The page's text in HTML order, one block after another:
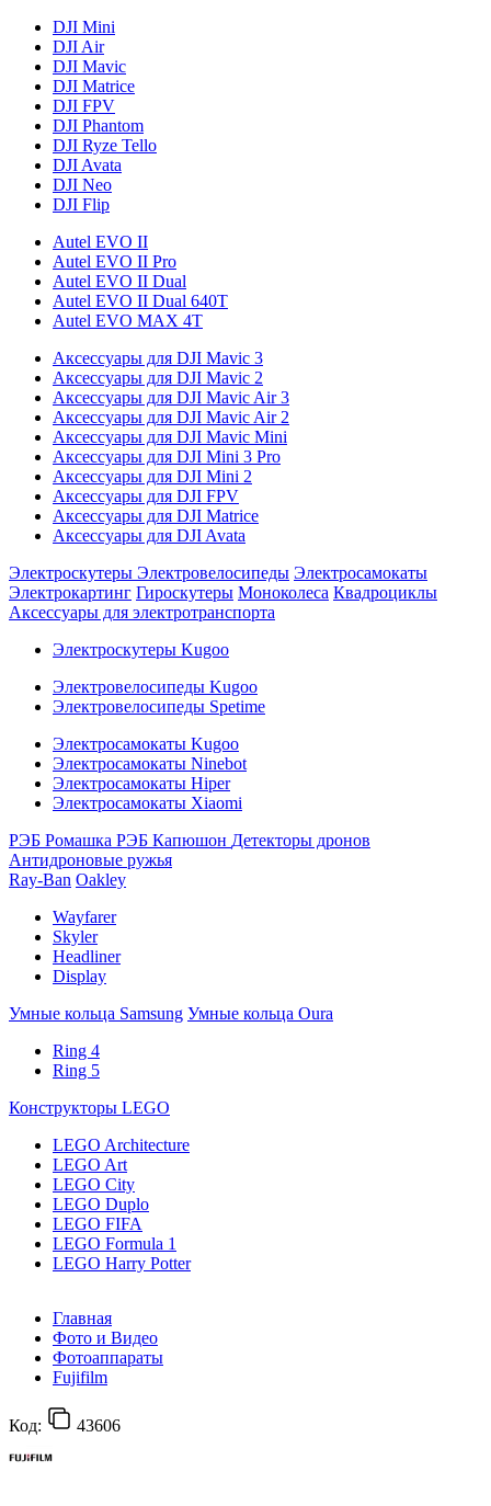
DJI Mini
DJI Air
DJI Mavic
DJI Matrice
DJI FPV
DJI Phantom
DJI Ryze Tello
DJI Avata
DJI Neo
DJI Flip
Autel EVO II
Autel EVO II Pro
Autel EVO II Dual
Autel EVO II Dual 640T
Autel EVO MAX 4T
Аксессуары для DJI Mavic 3
Аксессуары для DJI Mavic 2
Аксессуары для DJI Mavic Air 3
Аксессуары для DJI Mavic Air 2
Аксессуары для DJI Mavic Mini
Аксессуары для DJI Mini 3 Pro
Аксессуары для DJI Mini 2
Аксессуары для DJI FPV
Аксессуары для DJI Matrice
Аксессуары для DJI Avata
Электроскутеры Электровелосипеды Электросамокаты
Электрокартинг Гироскутеры Моноколеса Квадроциклы
Аксессуары для электротранспорта
Электроскутеры Kugoo
Электровелосипеды Kugoo
Электровелосипеды Spetime
Электросамокаты Kugoo
Электросамокаты Ninebot
Электросамокаты Hiper
Электросамокаты Xiaomi
РЭБ Ромашка РЭБ Капюшон Детекторы дронов
Антидроновые ружья
Ray-Ban Oakley
Wayfarer
Skyler
Headliner
Display
Умные кольца Samsung Умные кольца Oura
Ring 4
Ring 5
Конструкторы LEGO
LEGO Architecture
LEGO Art
LEGO City
LEGO Duplo
LEGO FIFA
LEGO Formula 1
LEGO Harry Potter
Главная
Фото и Видео
Фотоаппараты
Fujifilm
Код: 43606